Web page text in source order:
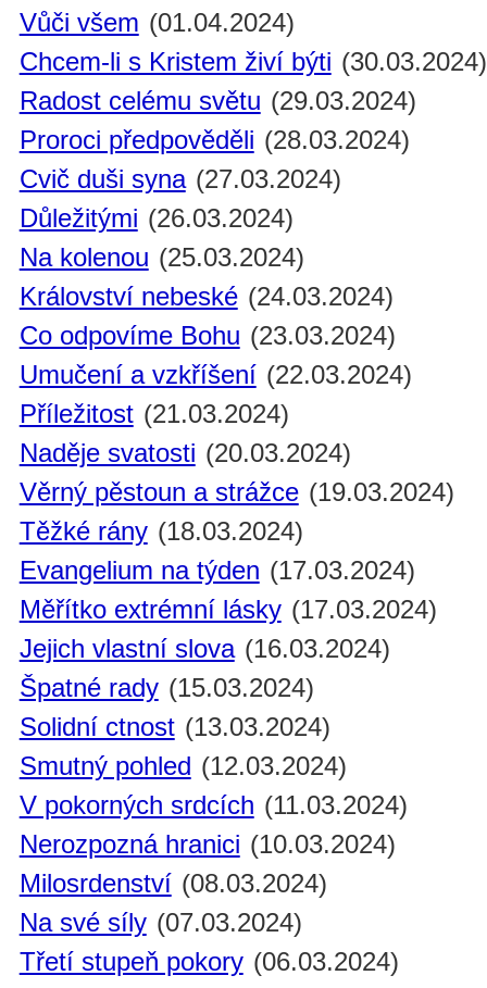
Vůči všem (01.04.2024)
Chcem-li s Kristem živí býti (30.03.2024)
Radost celému světu (29.03.2024)
Proroci předpověděli (28.03.2024)
Cvič duši syna (27.03.2024)
Důležitými (26.03.2024)
Na kolenou (25.03.2024)
Království nebeské (24.03.2024)
Co odpovíme Bohu (23.03.2024)
Umučení a vzkříšení (22.03.2024)
Příležitost (21.03.2024)
Naděje svatosti (20.03.2024)
Věrný pěstoun a strážce (19.03.2024)
Těžké rány (18.03.2024)
Evangelium na týden (17.03.2024)
Měřítko extrémní lásky (17.03.2024)
Jejich vlastní slova (16.03.2024)
Špatné rady (15.03.2024)
Solidní ctnost (13.03.2024)
Smutný pohled (12.03.2024)
V pokorných srdcích (11.03.2024)
Nerozpozná hranici (10.03.2024)
Milosrdenství (08.03.2024)
Na své síly (07.03.2024)
Třetí stupeň pokory (06.03.2024)